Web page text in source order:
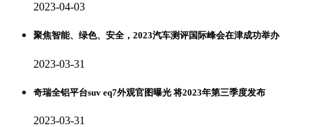
2023-04-03
聚焦智能、绿色、安全，2023汽车测评国际峰会在津成功举办
2023-03-31
奇瑞全铝平台suv eq7外观官图曝光 将2023年第三季度发布
2023-03-31